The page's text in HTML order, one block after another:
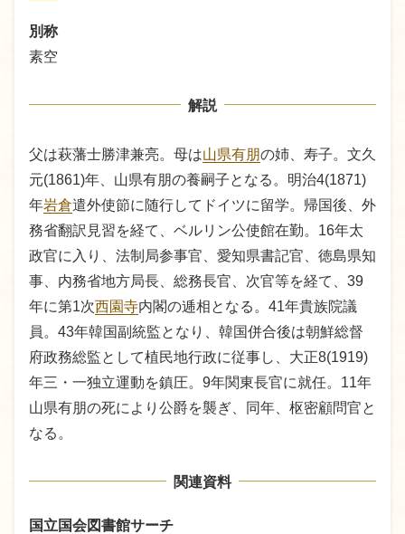
別称
素空
解説
父は萩藩士勝津兼亮。母は山県有朋の姉、寿子。文久
元(1861)年、山県有朋の養嗣子となる。明治4(1871)
年岩倉遣外使節に随行してドイツに留学。帰国後、外
務省翻訳見習を経て、ベルリン公使館在勤。16年太
政官に入り、法制局参事官、愛知県書記官、徳島県知
事、内務省地方局長、総務長官、次官等を経て、39
年に第1次西園寺内閣の逓相となる。41年貴族院議
員。43年韓国副統監となり、韓国併合後は朝鮮総督
府政務総監として植民地行政に従事し、大正8(1919)
年三・一独立運動を鎮圧。9年関東長官に就任。11年
山県有朋の死により公爵を襲ぎ、同年、枢密顧問官と
なる。
関連資料
国立国会図書館サーチ